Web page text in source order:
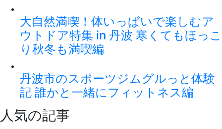
大自然満喫！体いっぱいで楽しむア
ウトドア特集 in 丹波 寒くてもほっこ
り秋冬も満喫編
丹波市のスポーツジムグルっと体験
記 誰かと一緒にフィットネス編
人気の記事